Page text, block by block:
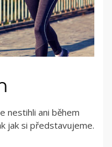
nestihli ani během
jak si představujeme.